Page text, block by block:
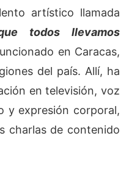
artístico llamada
todos llevamos
en Caracas,
del país. Allí, ha
en televisión, voz
y expresión corporal,
charlas de contenido